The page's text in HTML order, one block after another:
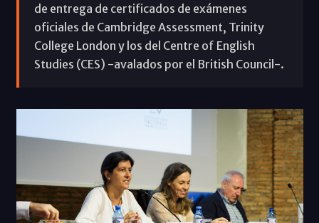
de entrega de certificados de exámenes
oficiales de Cambridge Assessment, Trinity
College London y los del Centre of English
Studies (CES) -avalados por el British Council-.